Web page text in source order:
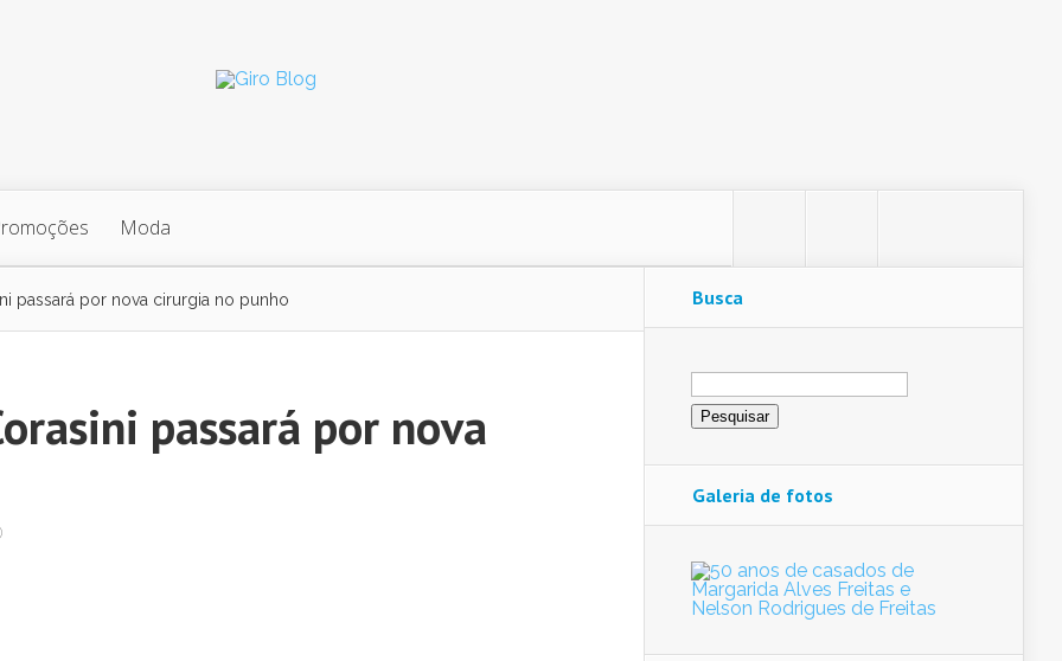
Moda
passará por nova cirurgia no punho
passará por nova
Busca
Pesquisar
por:
Galeria de fotos